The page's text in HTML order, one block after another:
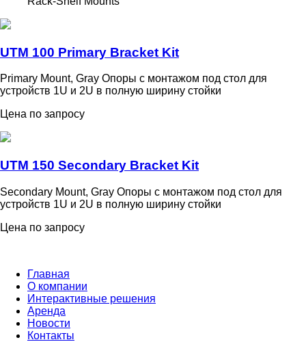
UTM 100 Primary Bracket Kit
Primary Mount, Gray Опоры с монтажом под стол для
устройств 1U и 2U в полную ширину стойки
Цена по запросу
UTM 150 Secondary Bracket Kit
Secondary Mount, Gray Опоры с монтажом под стол для
устройств 1U и 2U в полную ширину стойки
Цена по запросу
Главная
О компании
Интерактивные решения
Аренда
Новости
Контакты